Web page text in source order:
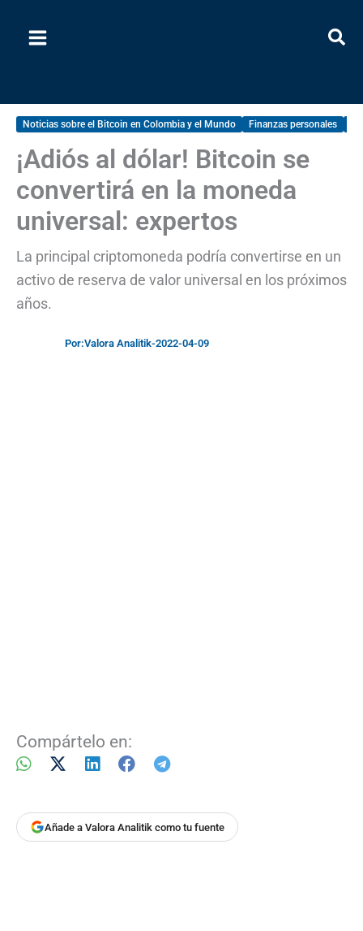
Noticias sobre el Bitcoin en Colombia y el Mundo Finanzas personales
¡Adiós al dólar! Bitcoin se
convertirá en la moneda
universal: expertos
La principal criptomoneda podría convertirse en un
activo de reserva de valor universal en los próximos
años.
Por:Valora Analitik-2022-04-09
Compártelo en:
Añade a Valora Analitik como tu fuente